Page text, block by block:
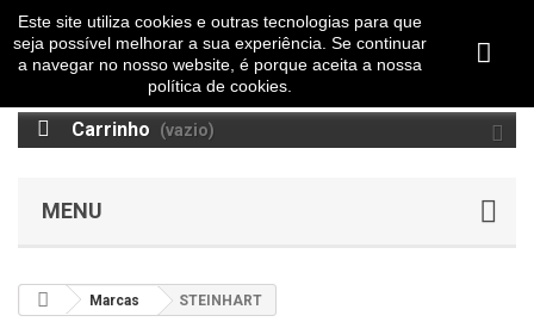
Carrinho (vazio)
MENU
Marcas STEINHART
Este site utiliza cookies e outras tecnologias para que
seja possível melhorar a sua experiência. Se continuar
a navegar no nosso website, é porque aceita a nossa
política de cookies.